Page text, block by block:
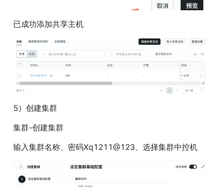
已成功添加共享主机
5）创建集群
集群-创建集群
输入集群名称、密码Xq1211@123、选择集群中控机